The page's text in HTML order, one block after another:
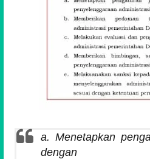
a. Menetapkan
dengan